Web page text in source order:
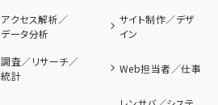
アクセス解析／
データ分析
サイト制作／デザ
イン
調査／リサーチ／
統計
Web担当者／仕事